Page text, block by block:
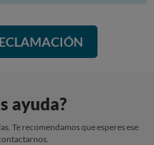
ayuda?
Te recomendamos que esperes ese